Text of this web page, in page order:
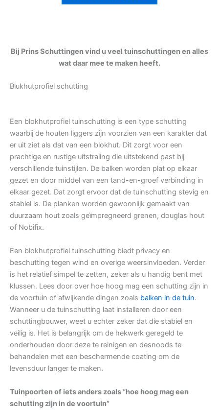
Bij Prins Schuttingen vind u veel tuinschuttingen en alles
wat daar mee te maken heeft.
Blukhutprofiel schutting
Een blokhutprofiel tuinschutting is een type schutting
waarbij de houten liggers zijn voorzien van een karakter dat
er uit ziet als dat van een blokhut. Dit zorgt voor een
prachtige en rustige uitstraling die uitstekend past bij
verschillende tuinstijlen. De balken worden plat op elkaar
gezet en door middel van een tand-en-groef verbinding in
elkaar gezet. Dat zorgt ervoor dat de tuinschutting stevig en
stabiel is. De planken worden gewoonlijk gemaakt van
duurzaam hout zoals geïmpregneerd grenen, douglas hout
of Nobifix.
Een blokhutprofiel tuinschutting biedt privacy en
beschutting tegen wind en overige weersinvloeden. Verder
is het relatief simpel te zetten, zeker als u handig bent met
klussen. Lees door over hoe hoog mag een schutting zijn in
de voortuin of afwijkende dingen zoals balken in de tuin.
Wanneer u de tuinschutting laat installeren door een
schuttingbouwer, weet u echter zeker dat die stabiel en
veilig is. Het is belangrijk om de hekwerk geregeld te
onderhouden door deze te reinigen en desnoods te
behandelen met een beschermende coating om de
levensduur langer te maken.
Tuinpoorten of iets anders zoals “hoe hoog mag een
schutting zijn in de voortuin”